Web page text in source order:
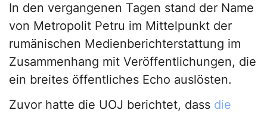
In den vergangenen Tagen stand der Name
von Metropolit Petru im Mittelpunkt der
rumänischen Medienberichterstattung im
Zusammenhang mit Veröffentlichungen, die
ein breites öffentliches Echo auslösten.
Zuvor hatte die UOJ berichtet, dass die